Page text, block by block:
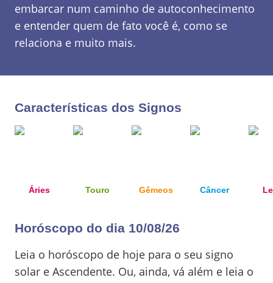
embarcar num caminho de autoconhecimento
e entender quem de fato você é, como se
relaciona e muito mais.
Características dos Signos
Áries Touro Gêmeos Câncer
Horóscopo do dia 10/08/26
Leia o horóscopo de hoje para o seu signo
solar e Ascendente. Ou, ainda, vá além e leia o